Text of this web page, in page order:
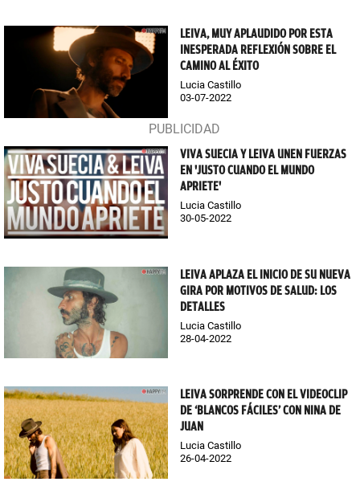
LEIVA, MUY APLAUDIDO POR ESTA
INESPERADA REFLEXIÓN SOBRE EL
CAMINO AL ÉXITO
Lucia Castillo
03-07-2022
VIVA SUECIA Y LEIVA UNEN FUERZAS
EN 'JUSTO CUANDO EL MUNDO
APRIETE'
Lucia Castillo
30-05-2022
LEIVA APLAZA EL INICIO DE SU NUEVA
GIRA POR MOTIVOS DE SALUD: LOS
DETALLES
Lucia Castillo
28-04-2022
LEIVA SORPRENDE CON EL VIDEOCLIP
DE ‘BLANCOS FÁCILES’ CON NINA DE
JUAN
Lucia Castillo
26-04-2022